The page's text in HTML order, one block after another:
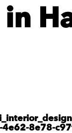
4e62-8e78-